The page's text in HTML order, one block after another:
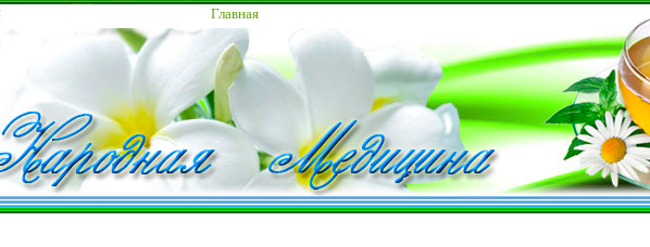
Главная